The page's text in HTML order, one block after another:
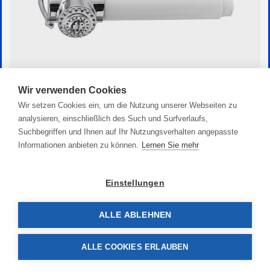
Duschkopf chrome
22,90 €
Wir verwenden Cookies
Wir setzen Cookies ein, um die Nutzung unserer Webseiten zu
analysieren, einschließlich des Such und Surfverlaufs,
Suchbegriffen und Ihnen auf Ihr Nutzungsverhalten angepasste
Informationen anbieten zu können. Lernen Sie mehr
Einstellungen
ALLE ABLEHNEN
ALLE COOKIES ERLAUBEN